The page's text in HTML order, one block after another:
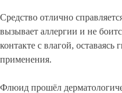
Средство отлично
вызывает аллергии и не
контакте с влагой,
применения.
Флюид прошёл